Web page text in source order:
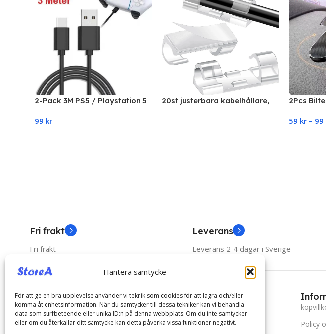
Hantera samtycke
För att ge en bra upplevelse använder vi teknik som cookies för att lagra och/eller
komma åt enhetsinformation. När du samtycker till dessa tekniker kan vi behandla
data som surfbeteende eller unika ID:n på denna webbplats. Om du inte samtycker
eller om du återkallar ditt samtycke kan detta påverka vissa funktioner negativt.
2-Pack 3M PS5 / Playstation 5
99 kr
20st justerbara kabelhållare,
2Pcs
justerbar
59 kr – 99
Fri frakt
Fri frakt
Leverans
Leverans 2-4 dagar i Sverige
Categories
Mobiltillbehör
Hälsa & Skönhet
Policy